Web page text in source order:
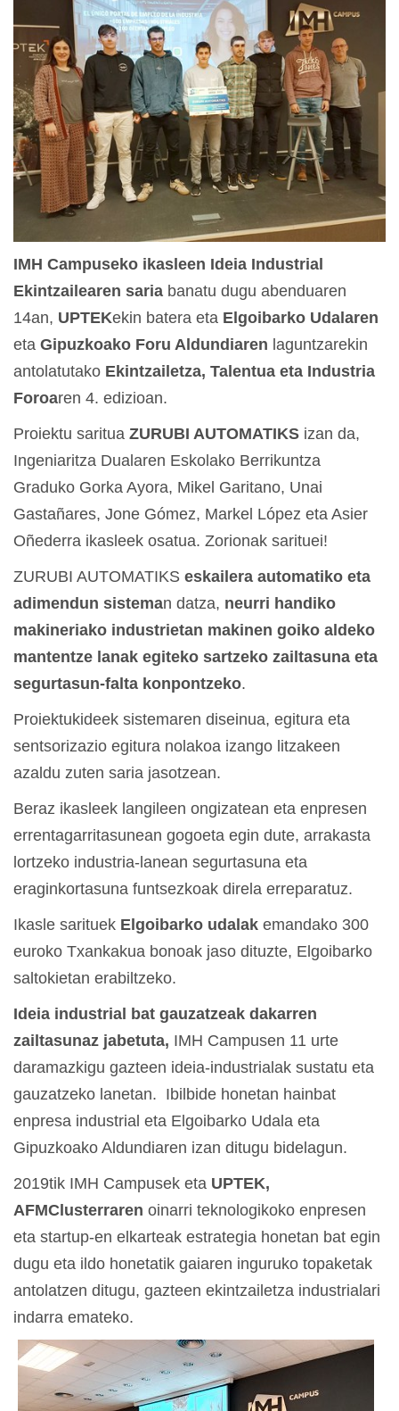
IMH Campuseko ikasleen Ideia Industrial
Ekintzailearen saria banatu dugu abenduaren
14an, UPTEKekin batera eta Elgoibarko Udalaren
eta Gipuzkoako Foru Aldundiaren laguntzarekin
antolatutako Ekintzailetza, Talentua eta Industria
Foroaren 4. edizioan.
Proiektu saritua ZURUBI AUTOMATIKS izan da,
Ingeniaritza Dualaren Eskolako Berrikuntza
Graduko Gorka Ayora, Mikel Garitano, Unai
Gastañares, Jone Gómez, Markel López eta Asier
Oñederra ikasleek osatua. Zorionak sarituei!
ZURUBI AUTOMATIKS eskailera automatiko eta
adimendun sisteman datza, neurri handiko
makineriako industrietan makinen goiko aldeko
mantentze lanak egiteko sartzeko zailtasuna eta
segurtasun-falta konpontzeko.
Proiektukideek sistemaren diseinua, egitura eta
sentsorizazio egitura nolakoa izango litzakeen
azaldu zuten saria jasotzean.
Beraz ikasleek langileen ongizatean eta enpresen
errentagarritasunean gogoeta egin dute, arrakasta
lortzeko industria-lanean segurtasuna eta
eraginkortasuna funtsezkoak direla erreparatuz.
Ikasle sarituek Elgoibarko udalak emandako 300
euroko Txankakua bonoak jaso dituzte, Elgoibarko
saltokietan erabiltzeko.
Ideia industrial bat gauzatzeak dakarren
zailtasunaz jabetuta, IMH Campusen 11 urte
daramazkigu gazteen ideia-industrialak sustatu eta
gauzatzeko lanetan. Ibilbide honetan hainbat
enpresa industrial eta Elgoibarko Udala eta
Gipuzkoako Aldundiaren izan ditugu bidelagun.
2019tik IMH Campusek eta UPTEK,
AFMClusterraren oinarri teknologikoko enpresen
eta startup-en elkarteak estrategia honetan bat egin
dugu eta ildo honetatik gaiaren inguruko topaketak
antolatzen ditugu, gazteen ekintzailetza industrialari
indarra emateko.